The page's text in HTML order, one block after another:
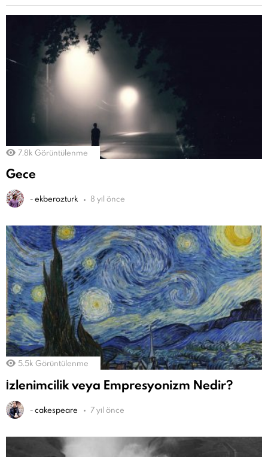
7.8k Görüntülenme
Gece
-ekberozturk 8 yıl önce
5.5k Görüntülenme
İzlenimcilik veya Empresyonizm Nedir?
-cakespeare 7 yıl önce